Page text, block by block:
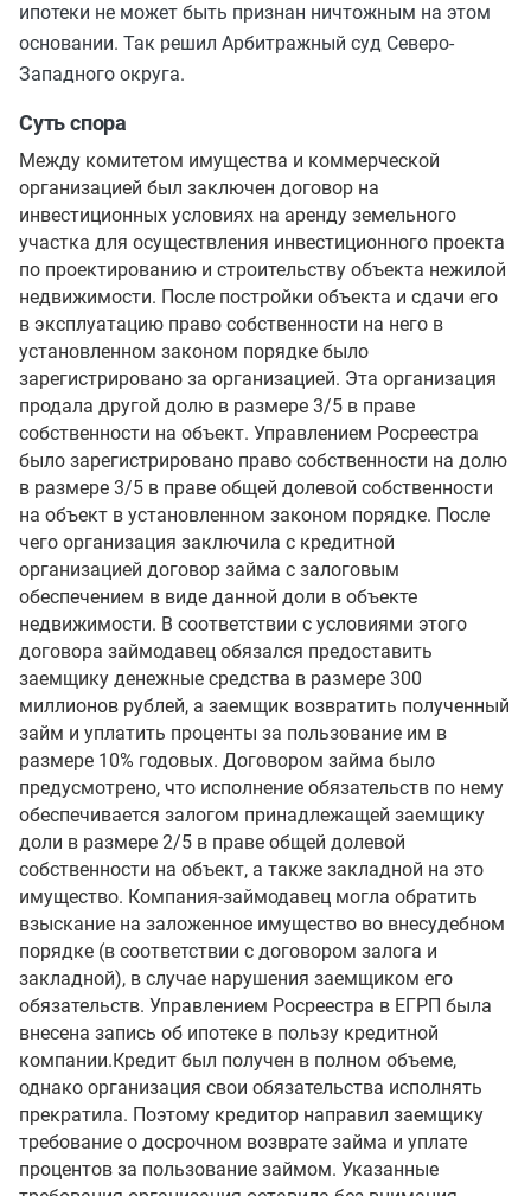
ипотеки не может быть признан ничтожным на этом
основании. Так решил Арбитражный суд Северо-
Западного округа.
Суть спора
Между комитетом имущества и коммерческой
организацией был заключен договор на
инвестиционных условиях на аренду земельного
участка для осуществления инвестиционного проекта
по проектированию и строительству объекта нежилой
недвижимости. После постройки объекта и сдачи его
в эксплуатацию право собственности на него в
установленном законом порядке было
зарегистрировано за организацией. Эта организация
продала другой долю в размере 3/5 в праве
собственности на объект. Управлением Росреестра
было зарегистрировано право собственности на долю
в размере 3/5 в праве общей долевой собственности
на объект в установленном законом порядке. После
чего организация заключила с кредитной
организацией договор займа с залоговым
обеспечением в виде данной доли в объекте
недвижимости. В соответствии с условиями этого
договора займодавец обязался предоставить
заемщику денежные средства в размере 300
миллионов рублей, а заемщик возвратить полученный
займ и уплатить проценты за пользование им в
размере 10% годовых. Договором займа было
предусмотрено, что исполнение обязательств по нему
обеспечивается залогом принадлежащей заемщику
доли в размере 2/5 в праве общей долевой
собственности на объект, а также закладной на это
имущество. Компания-займодавец могла обратить
взыскание на заложенное имущество во внесудебном
порядке (в соответствии с договором залога и
закладной), в случае нарушения заемщиком его
обязательств. Управлением Росреестра в ЕГРП была
внесена запись об ипотеке в пользу кредитной
компании.Кредит был получен в полном объеме,
однако организация свои обязательства исполнять
прекратила. Поэтому кредитор направил заемщику
требование о досрочном возврате займа и уплате
процентов за пользование займом. Указанные